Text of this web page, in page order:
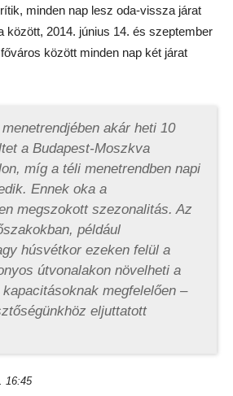
minden nap lesz oda-vissza járat
között, 2014. június 14. és szeptember
között minden nap két járat
akár heti 10
a Budapest-Moszkva
míg a téli menetrendben napi
Ennek oka a
megszokott szezonalitás. Az
például
húsvétkor ezeken felül a
útvonalakon növelheti a
megfelelően –
eljuttatott
16:45